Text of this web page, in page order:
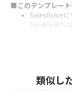
■このテンプレート
Salesforceに
SendGridへ
■フローボットの
類似し